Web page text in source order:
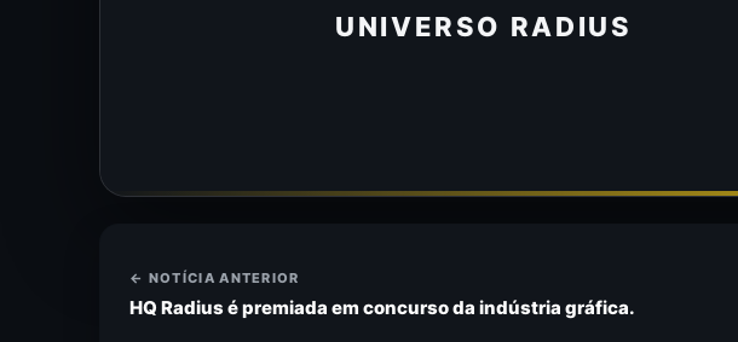
UNIVERSO RADIUS
← NOTÍCIA ANTERIOR
HQ Radius é premiada em concurso da indústria gráfica.